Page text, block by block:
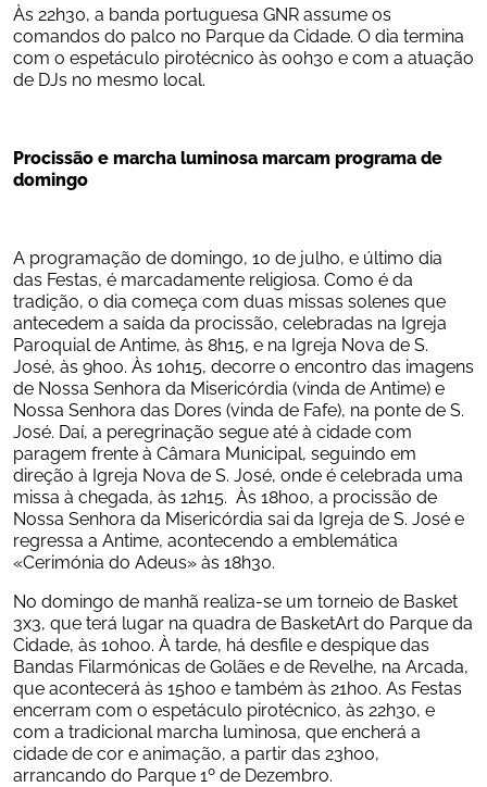
Às 22h30, a banda portuguesa GNR assume os
comandos do palco no Parque da Cidade. O dia termina
com o espetáculo pirotécnico às 00h30 e com a atuação
de DJs no mesmo local.
Procissão e marcha luminosa marcam programa de
domingo
A programação de domingo, 10 de julho, e último dia
das Festas, é marcadamente religiosa. Como é da
tradição, o dia começa com duas missas solenes que
antecedem a saída da procissão, celebradas na Igreja
Paroquial de Antime, às 8h15, e na Igreja Nova de S.
José, às 9h00. Às 10h15, decorre o encontro das imagens
de Nossa Senhora da Misericórdia (vinda de Antime) e
Nossa Senhora das Dores (vinda de Fafe), na ponte de S.
José. Daí, a peregrinação segue até à cidade com
paragem frente à Câmara Municipal, seguindo em
direção à Igreja Nova de S. José, onde é celebrada uma
missa à chegada, às 12h15.  Às 18h00, a procissão de
Nossa Senhora da Misericórdia sai da Igreja de S. José e
regressa a Antime, acontecendo a emblemática
«Cerimónia do Adeus» às 18h30.
No domingo de manhã realiza-se um torneio de Basket
3x3, que terá lugar na quadra de BasketArt do Parque da
Cidade, às 10h00. À tarde, há desfile e despique das
Bandas Filarmónicas de Golães e de Revelhe, na Arcada,
que acontecerá às 15h00 e também às 21h00. As Festas
encerram com o espetáculo pirotécnico, às 22h30, e
com a tradicional marcha luminosa, que encherá a
cidade de cor e animação, a partir das 23h00,
arrancando do Parque 1º de Dezembro.